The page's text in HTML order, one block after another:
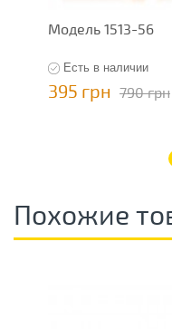
Модель 1513-56
Есть в наличии
395 грн 790 грн
Похожие